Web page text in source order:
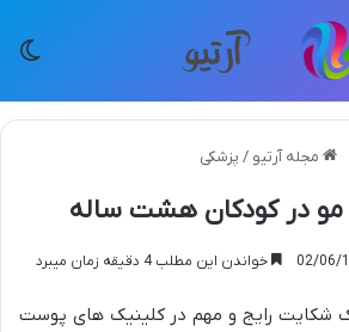
مجله آرتیو / پزشکی
در کودکان هشت ‌ساله
خواندن این مطلب 4 دقیقه زمان میبرد
شکایت رایج و مهم در کلینیک های پوست